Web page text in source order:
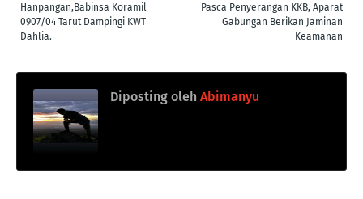
Pasca Penyerangan KKB, Aparat
Gabungan Berikan Jaminan
Keamanan
Hanpangan,Babinsa Koramil
0907/04 Tarut Dampingi KWT
Dahlia.
Diposting oleh Abimanyu